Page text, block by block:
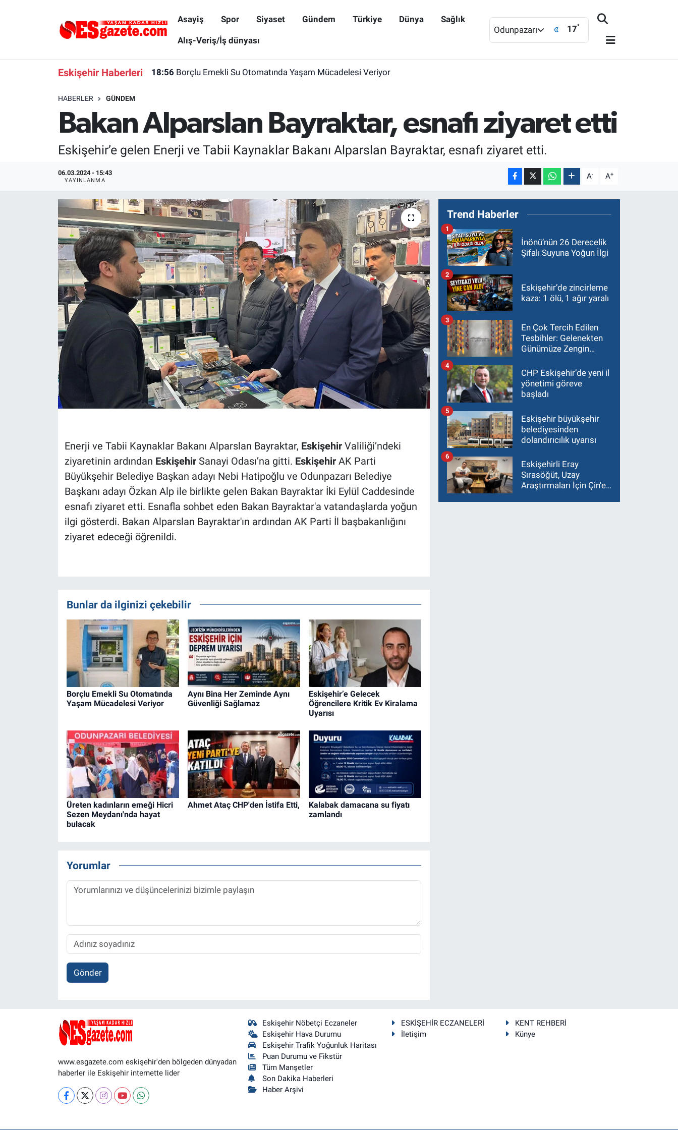
Asayiş Spor Siyaset Gündem Türkiye Dünya Sağlık
Alış-Veriş/İş dünyası
Odunpazarı 17°
Eskişehir Haberleri 18:56 Borçlu Emekli Su Otomatında Yaşam Mücadelesi Veriyor
HABERLER GÜNDEM
Bakan Alparslan Bayraktar, esnafı ziyaret etti
Eskişehir’e gelen Enerji ve Tabii Kaynaklar Bakanı Alparslan Bayraktar, esnafı ziyaret etti.
06.03.2024 - 15:43
YAYINLANMA A- A+
Enerji ve Tabii Kaynaklar Bakanı Alparslan Bayraktar, EskişehirValiliği’ndeki
ziyaretinin ardından EskişehirSanayi Odası’na gitti. EskişehirAK Parti
Büyükşehir Belediye Başkan adayı Nebi Hatipoğlu ve Odunpazarı Belediye
Başkanı adayı Özkan Alp ile birlikte gelen Bakan Bayraktar İki Eylül Caddesinde
esnafı ziyaret etti. Esnafla sohbet eden Bakan Bayraktar'a vatandaşlarda yoğun
ilgi gösterdi. Bakan Alparslan Bayraktar'ın ardından AK Parti İl başbakanlığını
ziyaret edeceği öğrenildi.
Bunlar da ilginizi çekebilir
Borçlu Emekli Su Otomatında
Yaşam Mücadelesi Veriyor
Aynı Bina Her Zeminde Aynı
Güvenliği Sağlamaz
Eskişehir’e Gelecek
Öğrencilere Kritik Ev Kiralama
Uyarısı
Üreten kadınların emeği Hicri
Sezen Meydanı'nda hayat
bulacak
Ahmet Ataç CHP'den İstifa Etti,
Kalabak damacana su fiyatı
zamlandı
Yorumlar
Gönder
Trend Haberler
İnönü’nün 26 Derecelik
Şifalı Suyuna Yoğun İlgi
1
Eskişehir’de zincirleme
kaza: 1 ölü, 1 ağır yaralı
2
En Çok Tercih Edilen
Tesbihler: Gelenekten
Günümüze Zengin
3
CHP Eskişehir’de yeni il
yönetimi göreve
başladı
4
Eskişehir büyükşehir
belediyesinden
dolandırıcılık uyarısı
5
Eskişehirli Eray
Sırasöğüt, Uzay
Araştırmaları İçin Çin'e
6
www.esgazete.com eskişehir'den bölgeden dünyadan
haberler ile Eskişehir internette lider
Eskişehir Nöbetçi Eczaneler
Eskişehir Hava Durumu
Eskişehir Trafik Yoğunluk Haritası
Puan Durumu ve Fikstür
Tüm Manşetler
Son Dakika Haberleri
Haber Arşivi
ESKİŞEHİR ECZANELERİ
KENT REHBERİ
İletişim
Künye
Alış-Veriş/İş dünyası
Eskişehirspor Arşivi
Kültür Sanat
Politika
Kütahya
Bilim ve Teknoloji
Eskişehir Nöbetçi Eczaneler
Süper Lig Puan Durumu ve Fikstür